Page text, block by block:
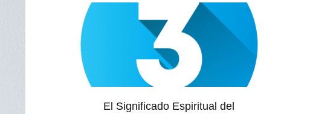
El Significado Espiritual del